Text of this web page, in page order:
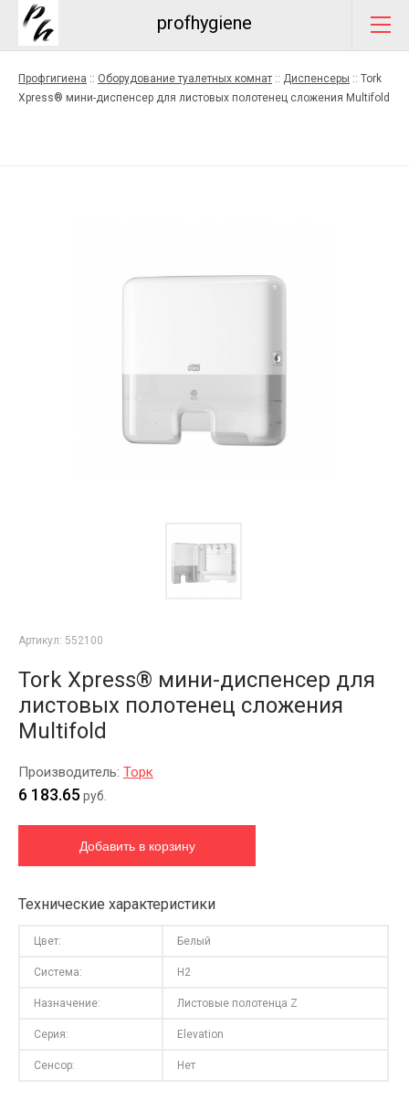
profhygiene
Профгигиена :: Оборудование туалетных комнат :: Диспенсеры :: Tork
Xpress® мини-диспенсер для листовых полотенец сложения Multifold
Артикул: 552100
Tork Xpress® мини-диспенсер для
листовых полотенец сложения
Multifold
Производитель: Торк
6 183.65руб.
Технические характеристики
Цвет: Белый
Система: H2
Назначение: Листовые полотенца Z
Серия: Elevation
Сенсор: Нет